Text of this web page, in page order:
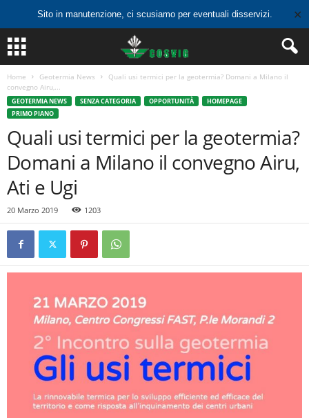
Sito in manutenzione, ci scusiamo per eventuali disservizi. ✕
Home Geotermia News
Quali usi termici per la geotermia? Domani a Milano il
convegno Airu,...
GEOTERMIA NEWS SENZA CATEGORIA OPPORTUNITÀ
HOMEPAGE
PRIMO PIANO
Quali usi termici per la geotermia?
Domani a Milano il convegno Airu,
Ati e Ugi
20 Marzo 2019 1203